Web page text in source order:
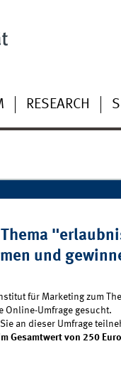
RESEARCH
und
für Marketing zum
Online-Umfrage gesucht.
an dieser Umfrage
Gesamtwert von 250 Euro